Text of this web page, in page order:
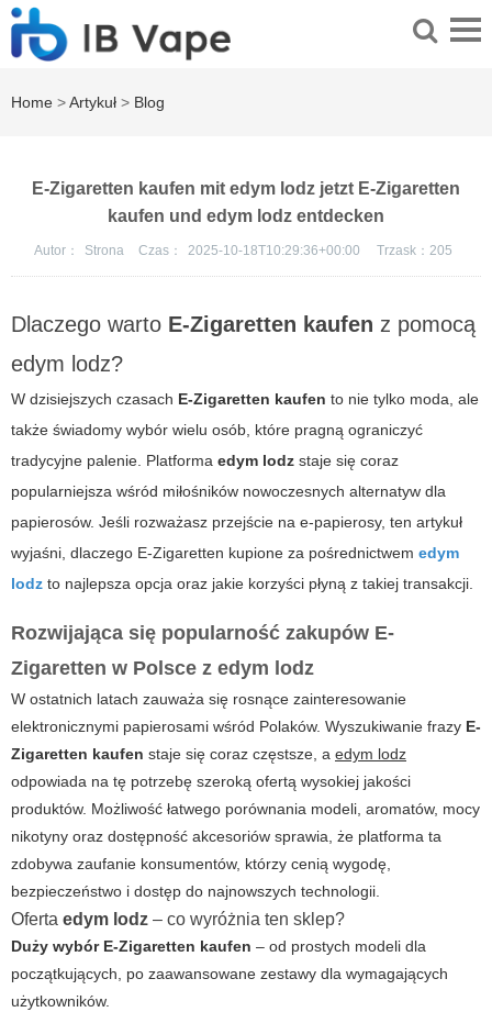
Home >Artykuł > Blog
E-Zigaretten kaufen mit edym lodz jetzt E-Zigaretten
kaufen und edym lodz entdecken
Autor： Strona Czas： 2025-10-18T10:29:36+00:00 Trzask： 205
Dlaczego warto E-Zigaretten kaufen z pomocą
edym lodz?
W dzisiejszych czasach E-Zigaretten kaufen to nie tylko moda, ale
także świadomy wybór wielu osób, które pragną ograniczyć
tradycyjne palenie. Platforma edym lodz staje się coraz
popularniejsza wśród miłośników nowoczesnych alternatyw dla
papierosów. Jeśli rozważasz przejście na e-papierosy, ten artykuł
wyjaśni, dlaczego E-Zigaretten kupione za pośrednictwem edym
lodz to najlepsza opcja oraz jakie korzyści płyną z takiej transakcji.
Rozwijająca się popularność zakupów E-
Zigaretten w Polsce z edym lodz
W ostatnich latach zauważa się rosnące zainteresowanie
elektronicznymi papierosami wśród Polaków. Wyszukiwanie frazy E-
Zigaretten kaufen staje się coraz częstsze, a edym lodz
odpowiada na tę potrzebę szeroką ofertą wysokiej jakości
produktów. Możliwość łatwego porównania modeli, aromatów, mocy
nikotyny oraz dostępność akcesoriów sprawia, że platforma ta
zdobywa zaufanie konsumentów, którzy cenią wygodę,
bezpieczeństwo i dostęp do najnowszych technologii.
Oferta edym lodz – co wyróżnia ten sklep?
Duży wybór E-Zigaretten kaufen – od prostych modeli dla
początkujących, po zaawansowane zestawy dla wymagających
użytkowników.